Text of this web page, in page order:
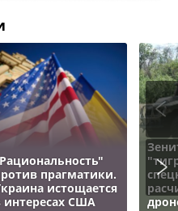
прагматики.
истощается
интересах США